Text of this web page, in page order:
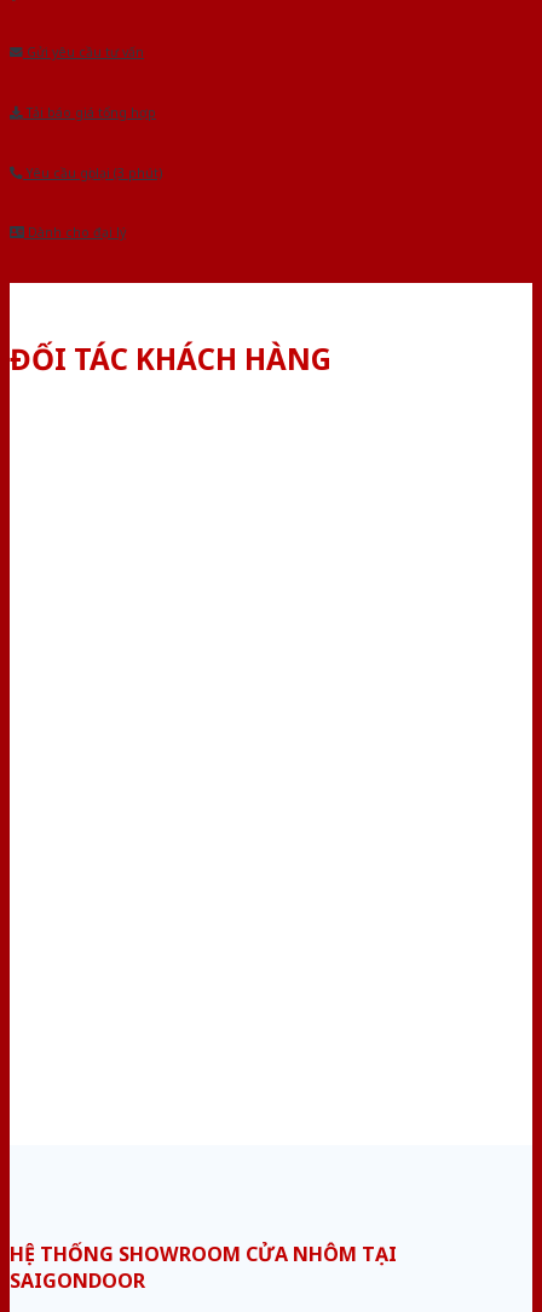
Gửi yêu cầu tư vấn
Tải báo giá tổng hợp
Yêu cầu gọi lại (3 phút)
Dành cho đại lý
ĐỐI TÁC KHÁCH HÀNG
HỆ THỐNG SHOWROOM CỬA NHÔM TẠI
SAIGONDOOR